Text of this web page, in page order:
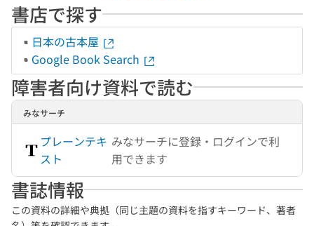
書店で探す
日本の古本屋
Google Book Search
障害者向け資料で読む
みなサーチ
プレーンテキ
スト
みなサーチに登録・ログインで利
用できます
書誌情報
この資料の詳細や典拠（同じ主題の資料を指すキーワード、著者